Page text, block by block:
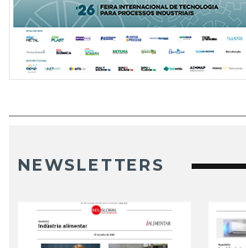
NEWSLETTERS